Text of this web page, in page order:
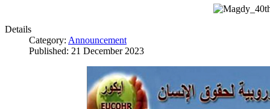
Details
Category: Announcement
Published: 21 December 2023